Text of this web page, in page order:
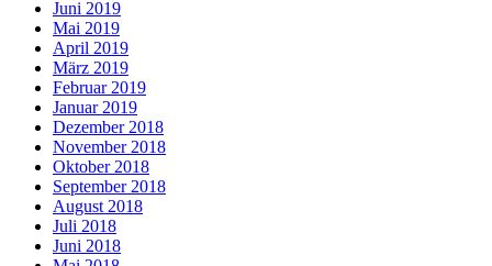
Juni 2019
Mai 2019
April 2019
März 2019
Februar 2019
Januar 2019
Dezember 2018
November 2018
Oktober 2018
September 2018
August 2018
Juli 2018
Juni 2018